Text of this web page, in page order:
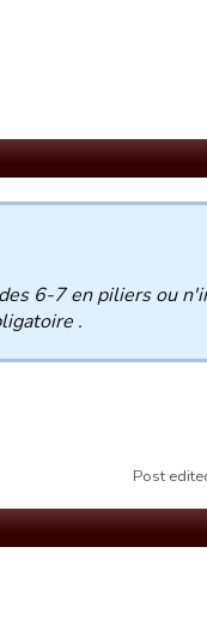
6-7 en piliers ou
.
Post